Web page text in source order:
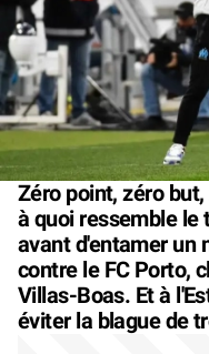
Zéro point, zéro
à quoi ressemble le
avant d'entamer un
contre le FC Porto,
Villas-Boas. Et à
éviter la blague de